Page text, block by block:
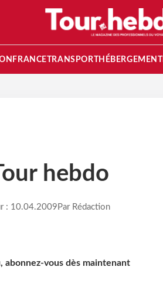
FRANCETRANSPORT HÉBERGEMENT
hebdo
: 10.04.2009 Par Rédaction
abonnez-vous dès maintenant